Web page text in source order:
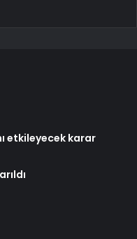
etkileyecek karar